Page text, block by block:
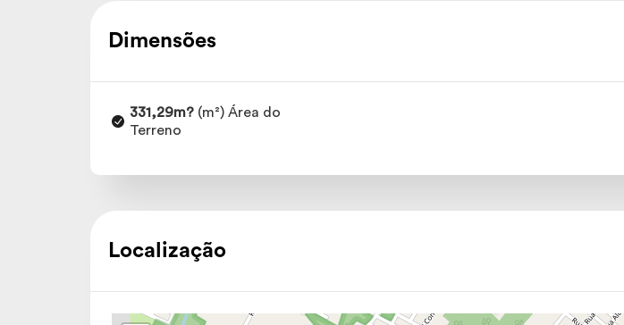
Dimensões
331,29m?(m²) Área do
Terreno
Localização